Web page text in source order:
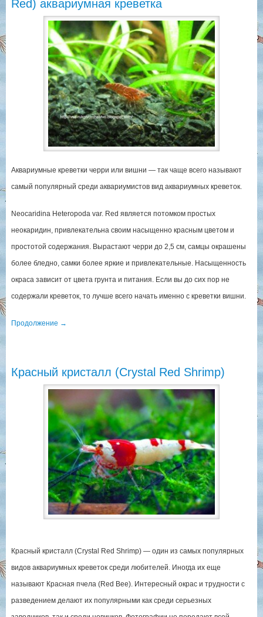
Red) аквариумная креветка
Аквариумные креветки черри или вишни — так чаще всего называют
самый популярный среди аквариумистов вид аквариумных креветок.
Neocaridina Heteropoda var. Red является потомком простых
неокаридин, привлекательна своим насыщенно красным цветом и
простотой содержания. Вырастают черри до 2,5 см, самцы окрашены
более бледно, самки более яркие и привлекательные. Насыщенность
окраса зависит от цвета грунта и питания. Если вы до сих пор не
содержали креветок, то лучше всего начать именно с креветки вишни.
Продолжение →
Красный кристалл (Crystal Red Shrimp)
Красный кристалл (Crystal Red Shrimp) — один из самых популярных
видов аквариумных креветок среди любителей. Иногда их еще
называют Красная пчела (Red Bee). Интересный окрас и трудности с
разведением делают их популярными как среди серьезных